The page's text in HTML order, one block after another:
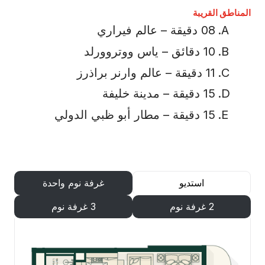
المناطق القريبة
08 دقيقة – عالم فيراري
10 دقائق – ياس ووتروورلد
11 دقيقة – عالم وارنر براذرز
15 دقيقة – مدينة خليفة
15 دقيقة – مطار أبو ظبي الدولي
استديو
غرفة نوم واحدة
2 غرفة نوم
3 غرفة نوم